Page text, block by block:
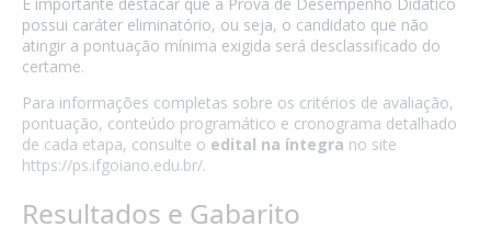
possui caráter eliminatório, ou seja, o candidato que não
atingir a pontuação mínima exigida será desclassificado do
certame.
Para informações completas sobre os critérios de avaliação,
pontuação, conteúdo programático e cronograma detalhado
de cada etapa, consulte o edital na íntegra no site
https://ps.ifgoiano.edu.br/.
Resultados e Gabarito